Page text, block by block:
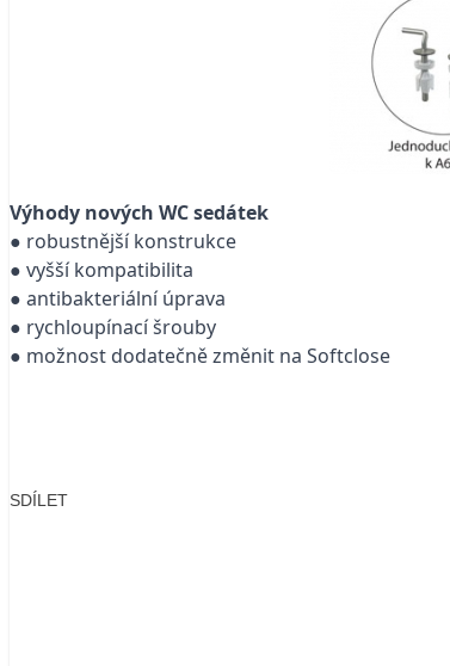
Výhody nových WC sedátek
● robustnější konstrukce
● vyšší kompatibilita
● antibakteriální úprava
● rychloupínací šrouby
● možnost dodatečně změnit na Softclose
SDÍLET